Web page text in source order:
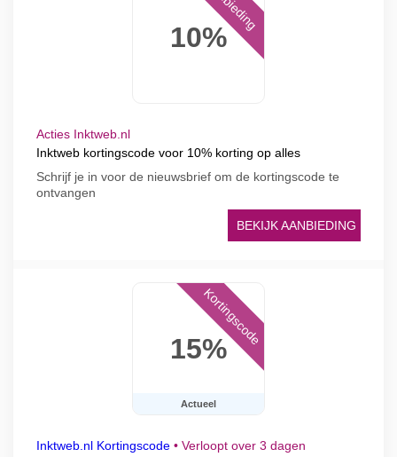
10%
Acties Inktweb.nl
Inktweb kortingscode voor 10% korting op alles
Schrijf je in voor de nieuwsbrief om de kortingscode te
ontvangen
BEKIJK AANBIEDING
15%
Actueel
Kortingscode
Inktweb.nl Kortingscode • Verloopt over 3 dagen